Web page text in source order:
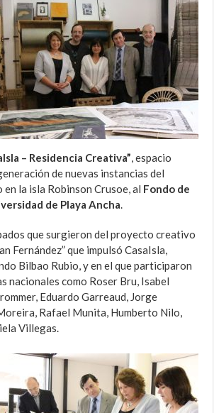
– Residencia Creativa”, espacio
de nuevas instancias del
la isla Robinson Crusoe, al Fondo de
de Playa Ancha.
que surgieron del proyecto creativo
Fernández” que impulsó CasaIsla,
Bilbao Rubio, y en el que participaron
nacionales como Roser Bru, Isabel
Eduardo Garreaud, Jorge
Rafael Munita, Humberto Nilo,
Villegas.